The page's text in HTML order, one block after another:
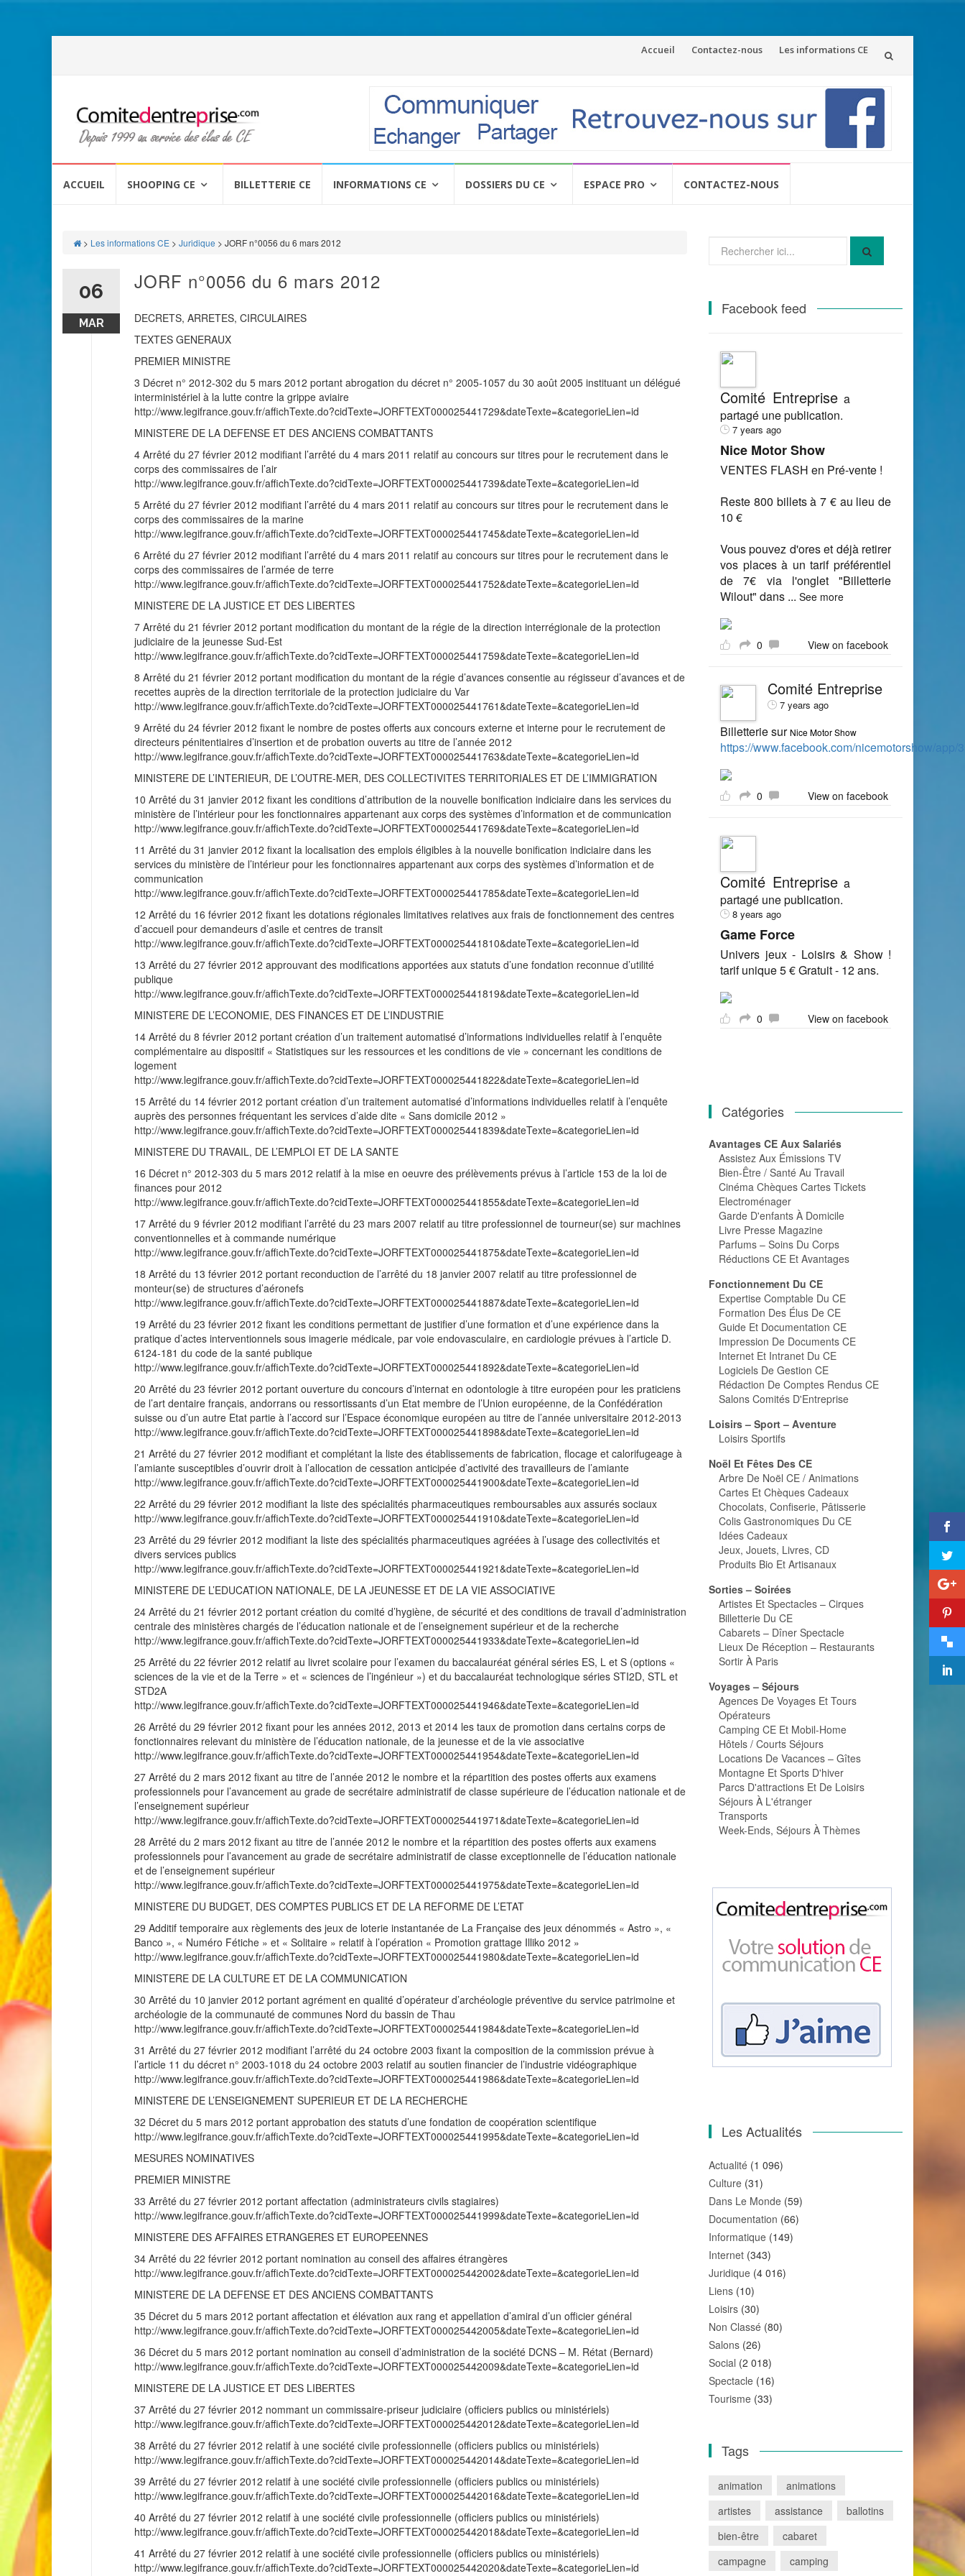
Aller
Accueil Contactez-nous Les informations CE
ACCUEIL SHOOPING CE BILLETTERIE CE INFORMATIONS CE DOSSIERS DU CE ESPACE PRO CONTACTEZ-NOUS
> Les informations CE > Juridique > JORF n°0056 du 6 mars 2012
06
MAR
JORF n°0056 du 6 mars 2012
DECRETS, ARRETES, CIRCULAIRES
TEXTES GENERAUX
PREMIER MINISTRE
3 Décret n° 2012-302 du 5 mars 2012 portant abrogation du décret n° 2005-1057 du 30 août 2005 instituant un délégué
interministériel à la lutte contre la grippe aviaire
http://www.legifrance.gouv.fr/affichTexte.do?cidTexte=JORFTEXT000025441729&dateTexte=&categorieLien=id
MINISTERE DE LA DEFENSE ET DES ANCIENS COMBATTANTS
4 Arrêté du 27 février 2012 modifiant l’arrêté du 4 mars 2011 relatif au concours sur titres pour le recrutement dans le
corps des commissaires de l’air
http://www.legifrance.gouv.fr/affichTexte.do?cidTexte=JORFTEXT000025441739&dateTexte=&categorieLien=id
5 Arrêté du 27 février 2012 modifiant l’arrêté du 4 mars 2011 relatif au concours sur titres pour le recrutement dans le
corps des commissaires de la marine
http://www.legifrance.gouv.fr/affichTexte.do?cidTexte=JORFTEXT000025441745&dateTexte=&categorieLien=id
6 Arrêté du 27 février 2012 modifiant l’arrêté du 4 mars 2011 relatif au concours sur titres pour le recrutement dans le
corps des commissaires de l’armée de terre
http://www.legifrance.gouv.fr/affichTexte.do?cidTexte=JORFTEXT000025441752&dateTexte=&categorieLien=id
MINISTERE DE LA JUSTICE ET DES LIBERTES
7 Arrêté du 21 février 2012 portant modification du montant de la régie de la direction interrégionale de la protection
judiciaire de la jeunesse Sud-Est
http://www.legifrance.gouv.fr/affichTexte.do?cidTexte=JORFTEXT000025441759&dateTexte=&categorieLien=id
8 Arrêté du 21 février 2012 portant modification du montant de la régie d’avances consentie au régisseur d’avances et de
recettes auprès de la direction territoriale de la protection judiciaire du Var
http://www.legifrance.gouv.fr/affichTexte.do?cidTexte=JORFTEXT000025441761&dateTexte=&categorieLien=id
9 Arrêté du 24 février 2012 fixant le nombre de postes offerts aux concours externe et interne pour le recrutement de
directeurs pénitentiaires d’insertion et de probation ouverts au titre de l’année 2012
http://www.legifrance.gouv.fr/affichTexte.do?cidTexte=JORFTEXT000025441763&dateTexte=&categorieLien=id
MINISTERE DE L’INTERIEUR, DE L’OUTRE-MER, DES COLLECTIVITES TERRITORIALES ET DE L’IMMIGRATION
10 Arrêté du 31 janvier 2012 fixant les conditions d’attribution de la nouvelle bonification indiciaire dans les services du
ministère de l’intérieur pour les fonctionnaires appartenant aux corps des systèmes d’information et de communication
http://www.legifrance.gouv.fr/affichTexte.do?cidTexte=JORFTEXT000025441769&dateTexte=&categorieLien=id
11 Arrêté du 31 janvier 2012 fixant la localisation des emplois éligibles à la nouvelle bonification indiciaire dans les
services du ministère de l’intérieur pour les fonctionnaires appartenant aux corps des systèmes d’information et de
communication
http://www.legifrance.gouv.fr/affichTexte.do?cidTexte=JORFTEXT000025441785&dateTexte=&categorieLien=id
12 Arrêté du 16 février 2012 fixant les dotations régionales limitatives relatives aux frais de fonctionnement des centres
d’accueil pour demandeurs d’asile et centres de transit
http://www.legifrance.gouv.fr/affichTexte.do?cidTexte=JORFTEXT000025441810&dateTexte=&categorieLien=id
13 Arrêté du 27 février 2012 approuvant des modifications apportées aux statuts d’une fondation reconnue d’utilité
publique
http://www.legifrance.gouv.fr/affichTexte.do?cidTexte=JORFTEXT000025441819&dateTexte=&categorieLien=id
MINISTERE DE L’ECONOMIE, DES FINANCES ET DE L’INDUSTRIE
14 Arrêté du 8 février 2012 portant création d’un traitement automatisé d’informations individuelles relatif à l’enquête
complémentaire au dispositif « Statistiques sur les ressources et les conditions de vie » concernant les conditions de
logement
http://www.legifrance.gouv.fr/affichTexte.do?cidTexte=JORFTEXT000025441822&dateTexte=&categorieLien=id
15 Arrêté du 14 février 2012 portant création d’un traitement automatisé d’informations individuelles relatif à l’enquête
auprès des personnes fréquentant les services d’aide dite « Sans domicile 2012 »
http://www.legifrance.gouv.fr/affichTexte.do?cidTexte=JORFTEXT000025441839&dateTexte=&categorieLien=id
MINISTERE DU TRAVAIL, DE L’EMPLOI ET DE LA SANTE
16 Décret n° 2012-303 du 5 mars 2012 relatif à la mise en oeuvre des prélèvements prévus à l’article 153 de la loi de
finances pour 2012
http://www.legifrance.gouv.fr/affichTexte.do?cidTexte=JORFTEXT000025441855&dateTexte=&categorieLien=id
17 Arrêté du 9 février 2012 modifiant l’arrêté du 23 mars 2007 relatif au titre professionnel de tourneur(se) sur machines
conventionnelles et à commande numérique
http://www.legifrance.gouv.fr/affichTexte.do?cidTexte=JORFTEXT000025441875&dateTexte=&categorieLien=id
18 Arrêté du 13 février 2012 portant reconduction de l’arrêté du 18 janvier 2007 relatif au titre professionnel de
monteur(se) de structures d’aéronefs
http://www.legifrance.gouv.fr/affichTexte.do?cidTexte=JORFTEXT000025441887&dateTexte=&categorieLien=id
19 Arrêté du 23 février 2012 fixant les conditions permettant de justifier d’une formation et d’une expérience dans la
pratique d’actes interventionnels sous imagerie médicale, par voie endovasculaire, en cardiologie prévues à l’article D.
6124-181 du code de la santé publique
http://www.legifrance.gouv.fr/affichTexte.do?cidTexte=JORFTEXT000025441892&dateTexte=&categorieLien=id
20 Arrêté du 23 février 2012 portant ouverture du concours d’internat en odontologie à titre européen pour les praticiens
de l’art dentaire français, andorrans ou ressortissants d’un Etat membre de l’Union européenne, de la Confédération
suisse ou d’un autre Etat partie à l’accord sur l’Espace économique européen au titre de l’année universitaire 2012-2013
http://www.legifrance.gouv.fr/affichTexte.do?cidTexte=JORFTEXT000025441898&dateTexte=&categorieLien=id
21 Arrêté du 27 février 2012 modifiant et complétant la liste des établissements de fabrication, flocage et calorifugeage à
l’amiante susceptibles d’ouvrir droit à l’allocation de cessation anticipée d’activité des travailleurs de l’amiante
http://www.legifrance.gouv.fr/affichTexte.do?cidTexte=JORFTEXT000025441900&dateTexte=&categorieLien=id
22 Arrêté du 29 février 2012 modifiant la liste des spécialités pharmaceutiques remboursables aux assurés sociaux
http://www.legifrance.gouv.fr/affichTexte.do?cidTexte=JORFTEXT000025441910&dateTexte=&categorieLien=id
23 Arrêté du 29 février 2012 modifiant la liste des spécialités pharmaceutiques agréées à l’usage des collectivités et
divers services publics
http://www.legifrance.gouv.fr/affichTexte.do?cidTexte=JORFTEXT000025441921&dateTexte=&categorieLien=id
MINISTERE DE L’EDUCATION NATIONALE, DE LA JEUNESSE ET DE LA VIE ASSOCIATIVE
24 Arrêté du 21 février 2012 portant création du comité d’hygiène, de sécurité et des conditions de travail d’administration
centrale des ministères chargés de l’éducation nationale et de l’enseignement supérieur et de la recherche
http://www.legifrance.gouv.fr/affichTexte.do?cidTexte=JORFTEXT000025441933&dateTexte=&categorieLien=id
25 Arrêté du 22 février 2012 relatif au livret scolaire pour l’examen du baccalauréat général séries ES, L et S (options «
sciences de la vie et de la Terre » et « sciences de l’ingénieur ») et du baccalauréat technologique séries STI2D, STL et
STD2A
http://www.legifrance.gouv.fr/affichTexte.do?cidTexte=JORFTEXT000025441946&dateTexte=&categorieLien=id
26 Arrêté du 29 février 2012 fixant pour les années 2012, 2013 et 2014 les taux de promotion dans certains corps de
fonctionnaires relevant du ministère de l’éducation nationale, de la jeunesse et de la vie associative
http://www.legifrance.gouv.fr/affichTexte.do?cidTexte=JORFTEXT000025441954&dateTexte=&categorieLien=id
27 Arrêté du 2 mars 2012 fixant au titre de l’année 2012 le nombre et la répartition des postes offerts aux examens
professionnels pour l’avancement au grade de secrétaire administratif de classe supérieure de l’éducation nationale et de
l’enseignement supérieur
http://www.legifrance.gouv.fr/affichTexte.do?cidTexte=JORFTEXT000025441971&dateTexte=&categorieLien=id
28 Arrêté du 2 mars 2012 fixant au titre de l’année 2012 le nombre et la répartition des postes offerts aux examens
professionnels pour l’avancement au grade de secrétaire administratif de classe exceptionnelle de l’éducation nationale
et de l’enseignement supérieur
http://www.legifrance.gouv.fr/affichTexte.do?cidTexte=JORFTEXT000025441975&dateTexte=&categorieLien=id
MINISTERE DU BUDGET, DES COMPTES PUBLICS ET DE LA REFORME DE L’ETAT
29 Additif temporaire aux règlements des jeux de loterie instantanée de La Française des jeux dénommés « Astro », «
Banco », « Numéro Fétiche » et « Solitaire » relatif à l’opération « Promotion grattage Illiko 2012 »
http://www.legifrance.gouv.fr/affichTexte.do?cidTexte=JORFTEXT000025441980&dateTexte=&categorieLien=id
MINISTERE DE LA CULTURE ET DE LA COMMUNICATION
30 Arrêté du 10 janvier 2012 portant agrément en qualité d’opérateur d’archéologie préventive du service patrimoine et
archéologie de la communauté de communes Nord du bassin de Thau
http://www.legifrance.gouv.fr/affichTexte.do?cidTexte=JORFTEXT000025441984&dateTexte=&categorieLien=id
31 Arrêté du 27 février 2012 modifiant l’arrêté du 24 octobre 2003 fixant la composition de la commission prévue à
l’article 11 du décret n° 2003-1018 du 24 octobre 2003 relatif au soutien financier de l’industrie vidéographique
http://www.legifrance.gouv.fr/affichTexte.do?cidTexte=JORFTEXT000025441986&dateTexte=&categorieLien=id
MINISTERE DE L’ENSEIGNEMENT SUPERIEUR ET DE LA RECHERCHE
32 Décret du 5 mars 2012 portant approbation des statuts d’une fondation de coopération scientifique
http://www.legifrance.gouv.fr/affichTexte.do?cidTexte=JORFTEXT000025441995&dateTexte=&categorieLien=id
MESURES NOMINATIVES
PREMIER MINISTRE
33 Arrêté du 27 février 2012 portant affectation (administrateurs civils stagiaires)
http://www.legifrance.gouv.fr/affichTexte.do?cidTexte=JORFTEXT000025441999&dateTexte=&categorieLien=id
MINISTERE DES AFFAIRES ETRANGERES ET EUROPEENNES
34 Arrêté du 22 février 2012 portant nomination au conseil des affaires étrangères
http://www.legifrance.gouv.fr/affichTexte.do?cidTexte=JORFTEXT000025442002&dateTexte=&categorieLien=id
MINISTERE DE LA DEFENSE ET DES ANCIENS COMBATTANTS
35 Décret du 5 mars 2012 portant affectation et élévation aux rang et appellation d’amiral d’un officier général
http://www.legifrance.gouv.fr/affichTexte.do?cidTexte=JORFTEXT000025442005&dateTexte=&categorieLien=id
36 Décret du 5 mars 2012 portant nomination au conseil d’administration de la société DCNS – M. Rétat (Bernard)
http://www.legifrance.gouv.fr/affichTexte.do?cidTexte=JORFTEXT000025442009&dateTexte=&categorieLien=id
MINISTERE DE LA JUSTICE ET DES LIBERTES
37 Arrêté du 27 février 2012 nommant un commissaire-priseur judiciaire (officiers publics ou ministériels)
http://www.legifrance.gouv.fr/affichTexte.do?cidTexte=JORFTEXT000025442012&dateTexte=&categorieLien=id
38 Arrêté du 27 février 2012 relatif à une société civile professionnelle (officiers publics ou ministériels)
http://www.legifrance.gouv.fr/affichTexte.do?cidTexte=JORFTEXT000025442014&dateTexte=&categorieLien=id
39 Arrêté du 27 février 2012 relatif à une société civile professionnelle (officiers publics ou ministériels)
http://www.legifrance.gouv.fr/affichTexte.do?cidTexte=JORFTEXT000025442016&dateTexte=&categorieLien=id
40 Arrêté du 27 février 2012 relatif à une société civile professionnelle (officiers publics ou ministériels)
http://www.legifrance.gouv.fr/affichTexte.do?cidTexte=JORFTEXT000025442018&dateTexte=&categorieLien=id
41 Arrêté du 27 février 2012 relatif à une société civile professionnelle (officiers publics ou ministériels)
http://www.legifrance.gouv.fr/affichTexte.do?cidTexte=JORFTEXT000025442020&dateTexte=&categorieLien=id
pour
Facebook feed
Comité Entreprisea
partagé une publication.
7 years ago
Nice Motor Show
VENTES FLASH en Pré-vente !
Reste 800 billets à 7 € au lieu de
10 €
Vous pouvez d'ores et déjà retirer
vos places à un tarif préférentiel
de 7€ via l'onglet "Billetterie
Wilout" dans ... See more
0 View on facebook
Comité Entreprise
7 years ago
Billetterie sur Nice Motor Show
https://www.facebook.com/nicemotorshow/app/
0 View on facebook
Comité Entreprisea
partagé une publication.
8 years ago
Game Force
Univers jeux - Loisirs & Show !
tarif unique 5 € Gratuit - 12 ans.
0 View on facebook
Catégories
Avantages CE Aux Salariés
Assistez Aux Émissions TV
Bien-Être / Santé Au Travail
Cinéma Chèques Cartes Tickets
Electroménager
Garde D'enfants À Domicile
Livre Presse Magazine
Parfums – Soins Du Corps
Réductions CE Et Avantages
Fonctionnement Du CE
Expertise Comptable Du CE
Formation Des Élus De CE
Guide Et Documentation CE
Impression De Documents CE
Internet Et Intranet Du CE
Logiciels De Gestion CE
Rédaction De Comptes Rendus CE
Salons Comités D'Entreprise
Loisirs – Sport – Aventure
Loisirs Sportifs
Noël Et Fêtes Des CE
Arbre De Noël CE / Animations
Cartes Et Chèques Cadeaux
Chocolats, Confiserie, Pâtisserie
Colis Gastronomiques Du CE
Idées Cadeaux
Jeux, Jouets, Livres, CD
Produits Bio Et Artisanaux
Sorties – Soirées
Artistes Et Spectacles – Cirques
Billetterie Du CE
Cabarets – Dîner Spectacle
Lieux De Réception – Restaurants
Sortir À Paris
Voyages – Séjours
Agences De Voyages Et Tours
Opérateurs
Camping CE Et Mobil-Home
Hôtels / Courts Séjours
Locations De Vacances – Gîtes
Montagne Et Sports D'hiver
Parcs D'attractions Et De Loisirs
Séjours À L'étranger
Transports
Week-Ends, Séjours À Thèmes
Les Actualités
Actualité (1 096)
Culture (31)
Dans Le Monde (59)
Documentation (66)
Informatique (149)
Internet (343)
Juridique (4 016)
Liens (10)
Loisirs (30)
Non Classé (80)
Salons (26)
Social (2 018)
Spectacle (16)
Tourisme (33)
Tags
animation
animations
artistes
assistance
ballotins
bien-être
cabaret
campagne
camping